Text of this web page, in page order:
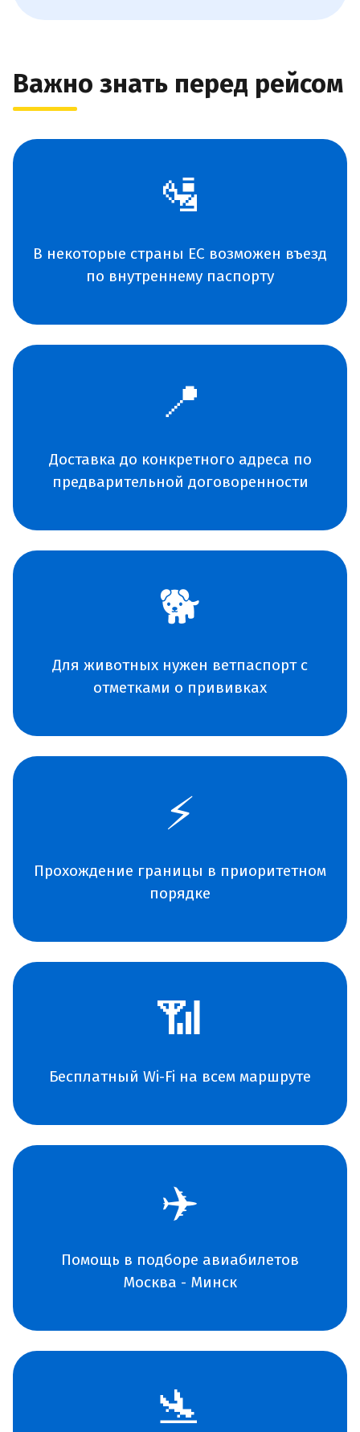
Важно знать перед рейсом
🛂
В некоторые страны ЕС возможен въезд
по внутреннему паспорту
📍
Доставка до конкретного адреса по
предварительной договоренности
🐕
Для животных нужен ветпаспорт с
отметками о прививках
⚡
Прохождение границы в приоритетном
порядке
📶
Бесплатный Wi-Fi на всем маршруте
✈️
Помощь в подборе авиабилетов
Москва - Минск
🛬